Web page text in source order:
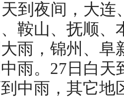
到夜间，大
鞍山、抚顺、
雨，锦州、阜
雨。27日白
中雨，其它地